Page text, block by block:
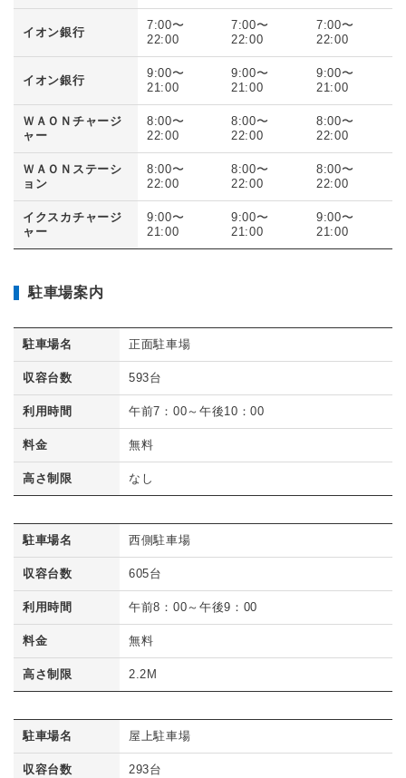
イオン銀行
7:00〜
22:00
7:00〜
22:00
7:00〜
22:00
イオン銀行
9:00〜
21:00
9:00〜
21:00
9:00〜
21:00
ＷＡＯＮチャージ
ャー
8:00〜
22:00
8:00〜
22:00
8:00〜
22:00
ＷＡＯＮステーシ
ョン
8:00〜
22:00
8:00〜
22:00
8:00〜
22:00
イクスカチャージ
ャー
9:00〜
21:00
9:00〜
21:00
9:00〜
21:00
駐車場案内
駐車場名 正面駐車場
収容台数 593台
利用時間 午前7：00～午後10：00
料金 無料
高さ制限 なし
駐車場名 西側駐車場
収容台数 605台
利用時間 午前8：00～午後9：00
料金 無料
高さ制限 2.2M
駐車場名 屋上駐車場
収容台数 293台